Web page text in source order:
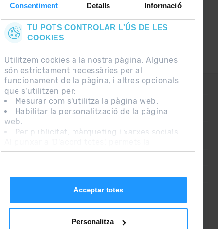
Consentiment Detalls Informació
TU POTS CONTROLAR L'ÚS DE LES
COOKIES
Utilitzem cookies a la nostra pàgina. Algunes
són estrictament necessàries per al
funcionament de la pàgina, i altres opcionals
que s'utilitzen per:
Mesurar com s'utilitza la pàgina web.
Habilitar la personalització de la pàgina
web.
Per publicitat, màrqueting i xarxes socials.
instal·lació de les cookies. Si prefereixes
Acceptar totes
Personalitza
CONTACTE
PREGUNTES FREQÜENTS